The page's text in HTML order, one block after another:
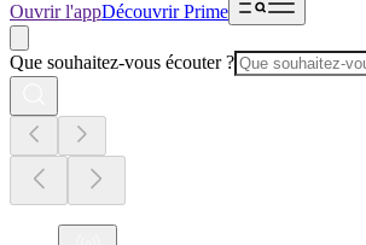
Ouvrir l'appDécouvrir Prime
Que souhaitez-vous écouter ?